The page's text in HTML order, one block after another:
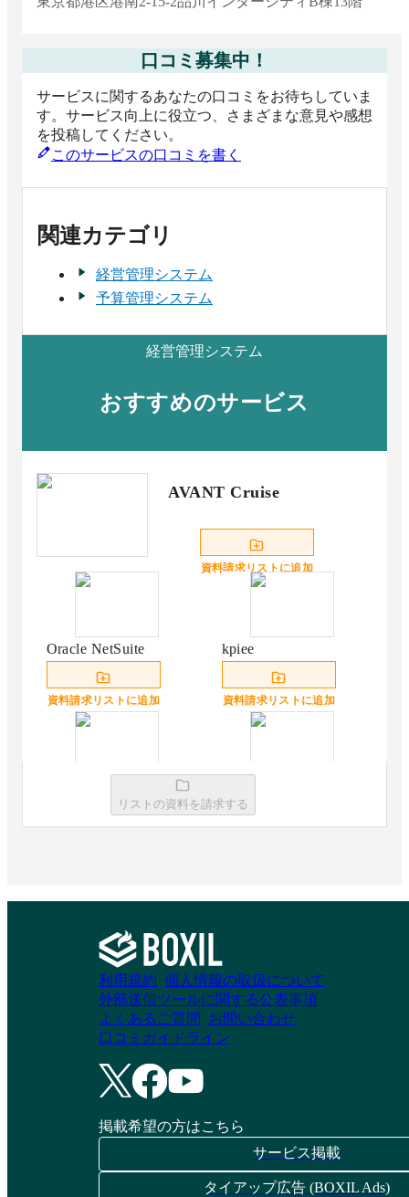
口コミ募集中！
サービスに関するあなたの口コミをお待ちしていま
す。サービス向上に役立つ、さまざまな意見や感想
を投稿してください。
このサービスの口コミを書く
関連カテゴリ
経営管理システム
予算管理システム
経営管理システム
おすすめのサービス
AVANT Cruise
資料請求リストに追加
Oracle NetSuite
資料請求リストに追加
kpiee
資料請求リストに追加
Manageboard
資料請求リストに追加 資料請求リストに追加
X-KPI
資料請求リストに追加 資料請求リストに追加
リストの資料を請求する
利用規約 個人情報の取扱について
外部送信ツールに関する公表事項
よくあるご質問
お問い合わせ
口コミガイドライン
掲載希望の方はこちら
サービス掲載
タイアップ広告 (BOXIL Ads)